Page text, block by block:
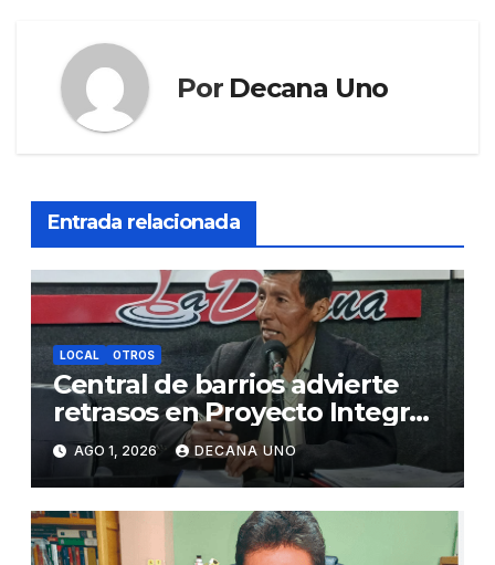
Por Decana Uno
Entrada relacionada
LOCAL OTROS
Central de barrios advierte
retrasos en Proyecto Integral
de Agua y Alcantarillado para
Juliaca
AGO 1, 2026 DECANA UNO